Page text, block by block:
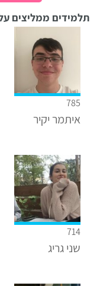
תלמידים ממליצים
785
איתמר יקיר
714
שני גריג